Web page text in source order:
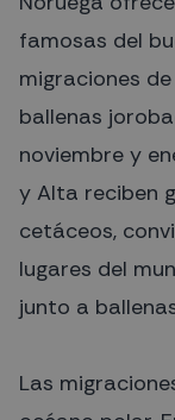
famosas del
migraciones
ballenas
noviembre y
y Alta reciben
cetáceos,
lugares del
junto a
Las